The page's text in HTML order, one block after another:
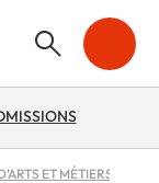
ET MÉTIERS